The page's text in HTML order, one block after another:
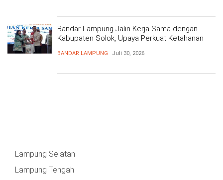
Bandar Lampung Jalin Kerja Sama dengan
Kabupaten Solok, Upaya Perkuat Ketahanan
BANDAR LAMPUNG Juli 30, 2026
Lampung Selatan
Lampung Tengah